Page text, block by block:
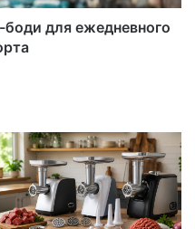
для ежедневного